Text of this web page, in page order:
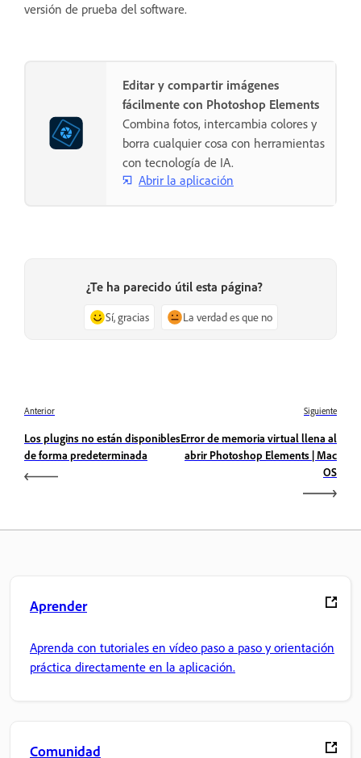
versión de prueba del software.
Editar y compartir imágenes
fácilmente con Photoshop Elements
Combina fotos, intercambia colores y
borra cualquier cosa con herramientas
con tecnología de IA.
Abrir la aplicación
¿Te ha parecido útil esta página?
Sí, gracias La verdad es que no
Anterior
Los plugins no están disponibles
de forma predeterminada
Siguiente
Error de memoria virtual llena al
abrir Photoshop Elements | Mac
OS
Aprender
Aprenda con tutoriales en vídeo paso a paso y orientación
práctica directamente en la aplicación.
Comunidad